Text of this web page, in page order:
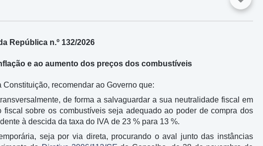
República n.º 132/2026
e ao aumento dos preços dos combustíveis
recomendar ao Governo que:
de forma a salvaguardar a sua neutralidade fiscal em
sobre os combustíveis seja adequado ao poder de compra dos
à descida da taxa do IVA de 23 % para 13 %.
seja por via direta, procurando o aval junto das instâncias